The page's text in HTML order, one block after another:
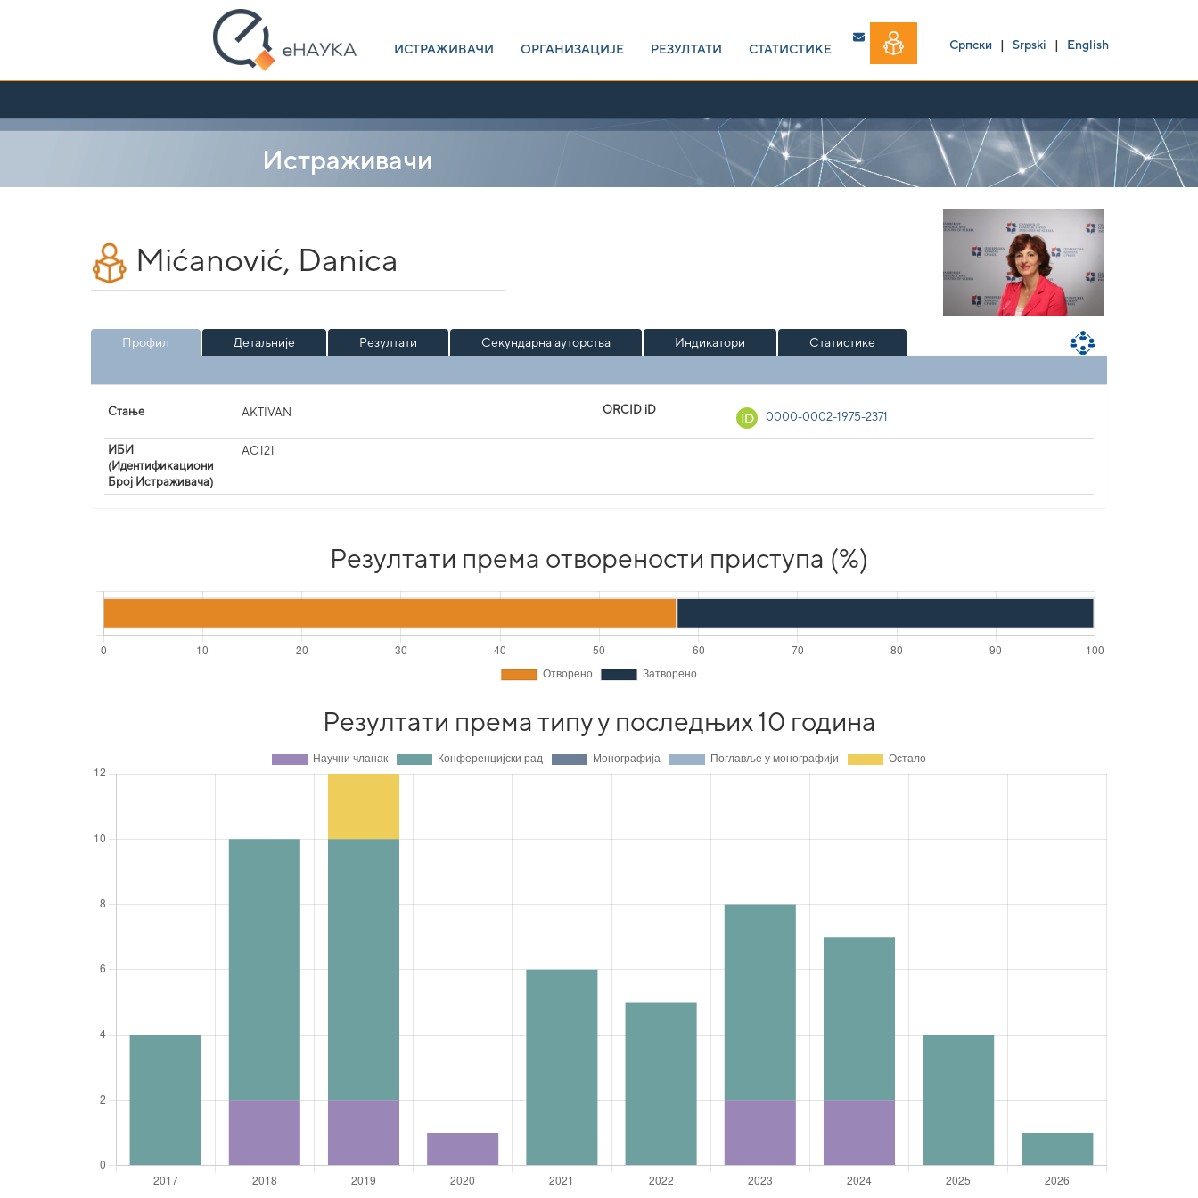
ИСТРАЖИВАЧИ
ОРГАНИЗАЦИЈЕ РЕЗУЛТАТИ СТАТИСТИКЕ Српски |Srpski | English
Истраживачи
Mićanović, Danica
Профил Детаљније Резултати Секундарна ауторства Индикатори Статистике
Стање AKTIVAN ORCID iD
0000-0002-1975-2371
ИБИ
(Идентификациони
Број Истраживача)
AO121
Резултати према отворености приступа (%)
Резултати према типу у последњих 10 година